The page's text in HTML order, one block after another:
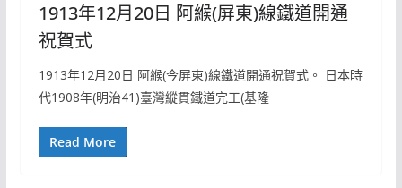
1913年12月20日 阿緱(屏東)線鐵道開通
祝賀式
1913年12月20日 阿緱(今屏東)線鐵道開通祝賀式。 日本時
代1908年(明治41)臺灣縱貫鐵道完工(基隆
Read More